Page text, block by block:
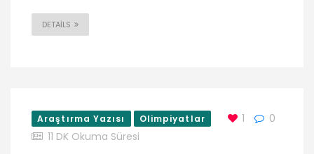
DETAILS
Araştırma Yazısı Olimpiyatlar 1
0
11 DK Okuma Süresi